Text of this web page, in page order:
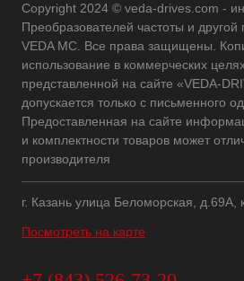
Copyright 2024 © veda-drives.com -
Преобразователей частоты и другой
VEDA MC. Все права защищены.
использование в коммерческих
представленной на сайте «VEDA-
допускается только с письменного
Предоставленная на сайте
и комплектности товаров может
производителя
г. Казань улица Беломорская, д.69А,
Посмотреть на карте